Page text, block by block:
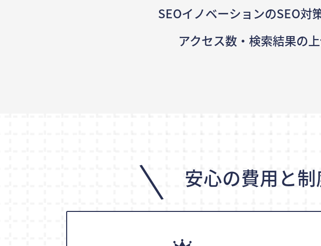
SEOイノベーションのSEO対策
アクセス数・検索結果の
\ 安心の費用と